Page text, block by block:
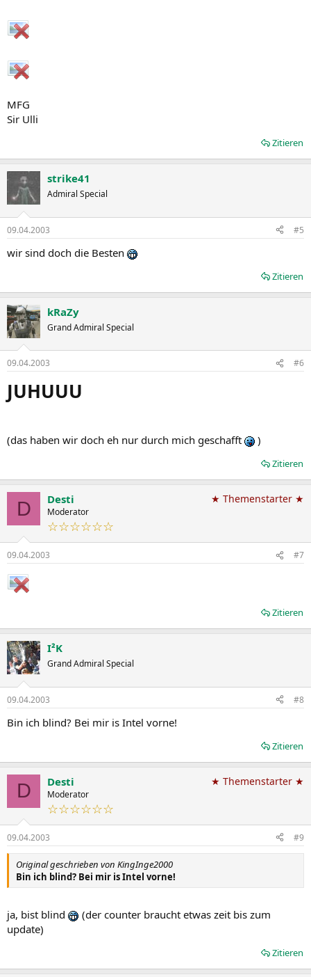
MFG
Sir Ulli
Zitieren
strike41
Admiral Special
09.04.2003 #5
wir sind doch die Besten
Zitieren
kRaZy
Grand Admiral Special
09.04.2003 #6
JUHUUU
(das haben wir doch eh nur durch mich geschafft )
Zitieren
D Desti
Moderator
☆☆☆☆☆☆
★ Themenstarter ★
09.04.2003 #7
Zitieren
I²K
Grand Admiral Special
09.04.2003 #8
Bin ich blind? Bei mir is Intel vorne!
Zitieren
D Desti
Moderator
☆☆☆☆☆☆
★ Themenstarter ★
09.04.2003 #9
Original geschrieben von KingInge2000
Bin ich blind? Bei mir is Intel vorne!
ja, bist blind
(der counter braucht etwas zeit bis zum
update)
Zitieren